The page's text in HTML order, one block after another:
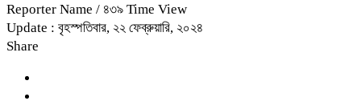
Reporter Name / ৪৩৯ Time View
Update : বৃহস্পতিবার, ২২ ফেব্রুয়ারি, ২০২৪
Share